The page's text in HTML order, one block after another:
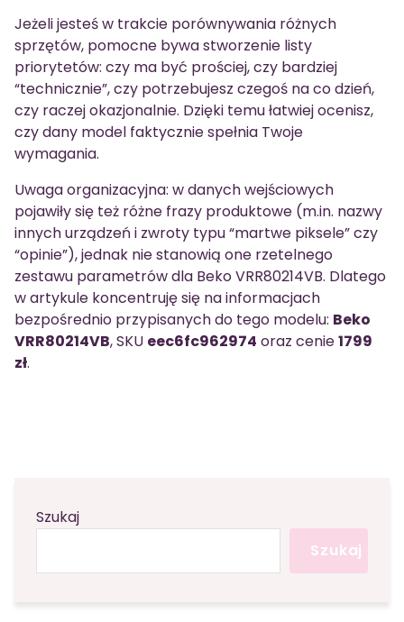
Jeżeli jesteś w trakcie porównywania różnych
sprzętów, pomocne bywa stworzenie listy
priorytetów: czy ma być prościej, czy bardziej
“technicznie”, czy potrzebujesz czegoś na co dzień,
czy raczej okazjonalnie. Dzięki temu łatwiej ocenisz,
czy dany model faktycznie spełnia Twoje
wymagania.
Uwaga organizacyjna: w danych wejściowych
pojawiły się też różne frazy produktowe (m.in. nazwy
innych urządzeń i zwroty typu “martwe piksele” czy
“opinie”), jednak nie stanowią one rzetelnego
zestawu parametrów dla Beko VRR80214VB. Dlatego
w artykule koncentruję się na informacjach
bezpośrednio przypisanych do tego modelu: Beko
VRR80214VB, SKU eec6fc962974 oraz cenie1799
zł.
Szukaj
Szukaj